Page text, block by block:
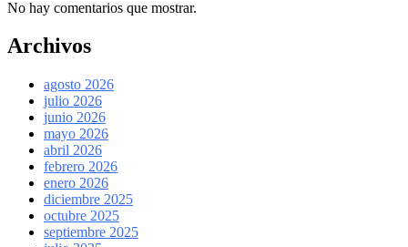
No hay comentarios que mostrar.
Archivos
agosto 2026
julio 2026
junio 2026
mayo 2026
abril 2026
febrero 2026
enero 2026
diciembre 2025
octubre 2025
septiembre 2025